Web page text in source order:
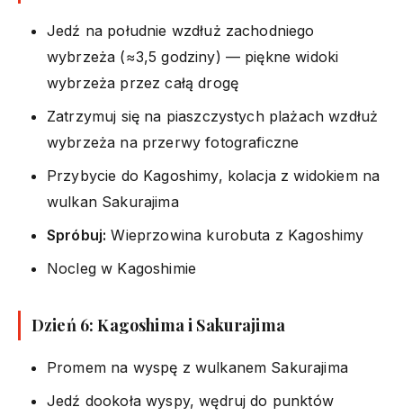
Jedź na południe wzdłuż zachodniego
wybrzeża (≈3,5 godziny) — piękne widoki
wybrzeża przez całą drogę
Zatrzymuj się na piaszczystych plażach wzdłuż
wybrzeża na przerwy fotograficzne
Przybycie do Kagoshimy, kolacja z widokiem na
wulkan Sakurajima
Spróbuj: Wieprzowina kurobuta z Kagoshimy
Nocleg w Kagoshimie
Dzień 6: Kagoshima i Sakurajima
Promem na wyspę z wulkanem Sakurajima
Jedź dookoła wyspy, wędruj do punktów